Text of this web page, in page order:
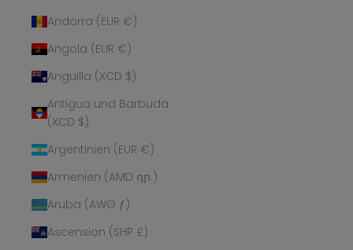
Andorra (EUR €)
Angola (EUR €)
Anguilla (XCD $)
Antigua und Barbuda
(XCD $)
Argentinien (EUR €)
Armenien (AMD դր.)
Aruba (AWG ƒ)
Ascension (SHP £)